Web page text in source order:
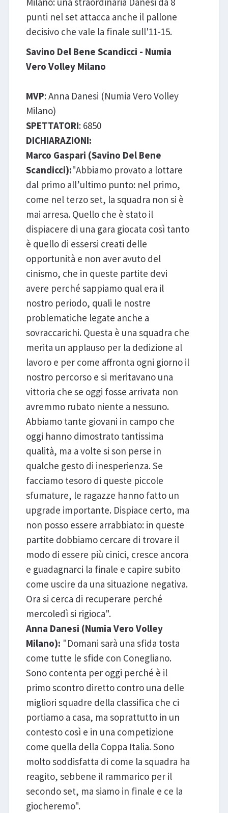
punti nel set attacca anche il pallone
decisivo che vale la finale sull'11-15.
Savino Del Bene Scandicci - Numia
Vero Volley Milano
MVP: Anna Danesi (Numia Vero Volley
Milano)
SPETTATORI: 6850
DICHIARAZIONI:
Marco Gaspari (Savino Del Bene
Scandicci):"Abbiamo provato a lottare
dal primo all’ultimo punto: nel primo,
come nel terzo set, la squadra non si è
mai arresa. Quello che è stato il
dispiacere di una gara giocata così tanto
è quello di essersi creati delle
opportunità e non aver avuto del
cinismo, che in queste partite devi
avere perché sappiamo qual era il
nostro periodo, quali le nostre
problematiche legate anche a
sovraccarichi. Questa è una squadra che
merita un applauso per la dedizione al
lavoro e per come affronta ogni giorno il
nostro percorso e si meritavano una
vittoria che se oggi fosse arrivata non
avremmo rubato niente a nessuno.
Abbiamo tante giovani in campo che
oggi hanno dimostrato tantissima
qualità, ma a volte si son perse in
qualche gesto di inesperienza. Se
facciamo tesoro di queste piccole
sfumature, le ragazze hanno fatto un
upgrade importante. Dispiace certo, ma
non posso essere arrabbiato: in queste
partite dobbiamo cercare di trovare il
modo di essere più cinici, cresce ancora
e guadagnarci la finale e capire subito
come uscire da una situazione negativa.
Ora si cerca di recuperare perché
mercoledì si rigioca".
Anna Danesi (Numia Vero Volley
Milano): "Domani sarà una sfida tosta
come tutte le sfide con Conegliano.
Sono contenta per oggi perché è il
primo scontro diretto contro una delle
migliori squadre della classifica che ci
portiamo a casa, ma soprattutto in un
contesto così e in una competizione
come quella della Coppa Italia. Sono
molto soddisfatta di come la squadra ha
reagito, sebbene il rammarico per il
secondo set, ma siamo in finale e ce la
giocheremo".